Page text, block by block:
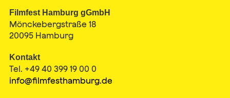
Filmfest Hamburg gGmbH
Mönckebergstraße 18
20095 Hamburg
Kontakt
Tel. +49 40 399 19 00 0
info@filmfesthamburg.de